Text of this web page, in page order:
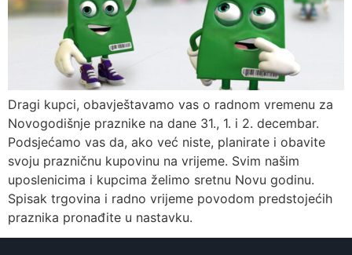
Dragi kupci, obavještavamo vas o radnom vremenu za
Novogodišnje praznike na dane 31., 1. i 2. decembar.
Podsjećamo vas da, ako već niste, planirate i obavite
svoju prazničnu kupovinu na vrijeme. Svim našim
uposlenicima i kupcima želimo sretnu Novu godinu.
Spisak trgovina i radno vrijeme povodom predstojećih
praznika pronađite u nastavku.